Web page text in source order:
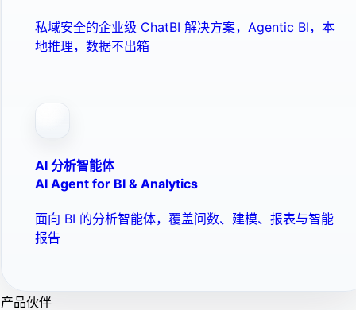
私域安全的企业级 ChatBI 解决方案，Agentic BI，本
地推理，数据不出箱
AI 分析智能体
AI Agent for BI & Analytics
面向 BI 的分析智能体，覆盖问数、建模、报表与智能
报告
产品伙伴